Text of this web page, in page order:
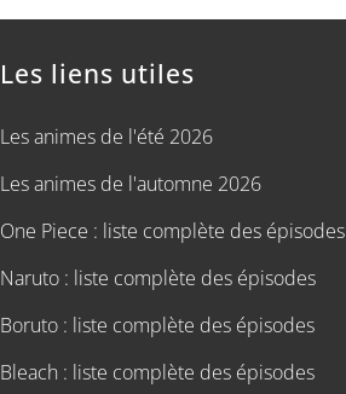
Les liens utiles
Les animes de l'été 2026
Les animes de l'automne 2026
One Piece : liste complète des épisodes
Naruto : liste complète des épisodes
Boruto : liste complète des épisodes
Bleach : liste complète des épisodes